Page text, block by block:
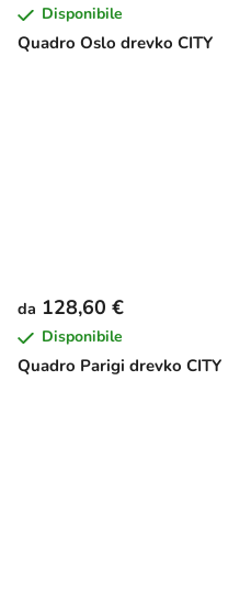
Quadro Oslo drevko CITY
Disponibile
Quadro Parigi drevko CITY
da 128,60 €
Disponibile